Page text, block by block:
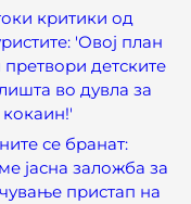
критики од
'Овој план
претвори детските
во дувла за
кокаин!'
се бранат:
јасна заложба за
пристап на